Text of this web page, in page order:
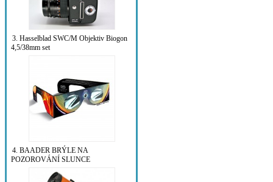
3. Hasselblad SWC/M Objektiv Biogon
4,5/38mm set
4. BAADER BRÝLE NA
POZOROVÁNÍ SLUNCE